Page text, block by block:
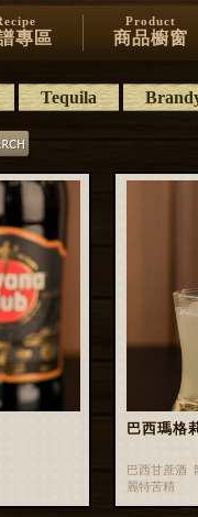
專區
Product
商品櫥窗
Tequila
巴西瑪
巴西甘蔗酒
麗特苦精